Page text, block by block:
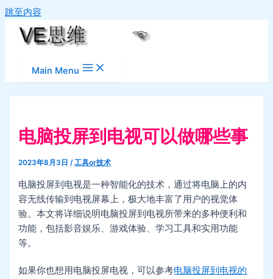
跳至内容
Main Menu
电脑投屏到电视可以做哪些事
2023年8月3日/工具or技术
电脑投屏到电视是一种智能化的技术，通过将电脑上的内
容无线传输到电视屏幕上，极大地丰富了用户的视觉体
验。本文将详细说明电脑投屏到电视所带来的多种便利和
功能，包括影音娱乐、游戏体验、学习工具和实用功能
等。
如果你也想用电脑投屏电视，可以参考电脑投屏到电视的